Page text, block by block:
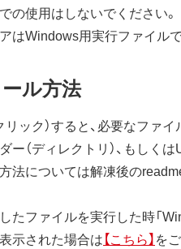
の使用はしないでください。
はWindows用実行ファイルで
ル方法
リック）すると、必要なファ
ー（ディレクトリ）、もしく
法については解凍後の
たファイルを実行した時「
示された場合は【こちら】を